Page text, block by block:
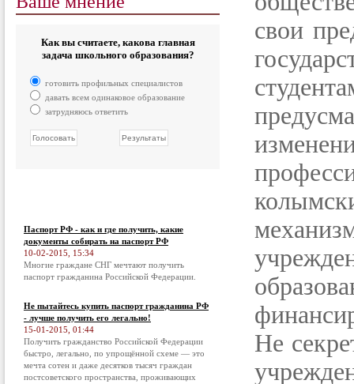
Как вы считаете, какова главная
задача школьного образования?
готовить профильных специалистов
давать всем одинаковое образование
затрудняюсь ответить
Паспорт РФ - как и где получить, какие
документы собирать на паспорт РФ
10-02-2015, 15:34
Многие граждане СНГ мечтают получить
паспорт гражданина Российской Федерации.
Не пытайтесь купить паспорт гражданина РФ
- лучше получить его легально!
15-01-2015, 01:44
Получить гражданство Российской Федерации
быстро, легально, по упрощённой схеме — это
мечта сотен и даже десятков тысяч граждан
постсоветского пространства, проживающих
свои
Не